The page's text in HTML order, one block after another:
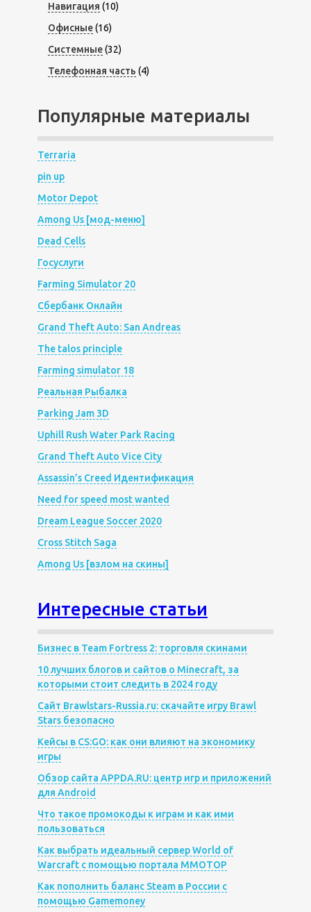
Навигация (10)
Офисные(16)
Системные(32)
Телефонная часть (4)
Популярные материалы
Terraria
pin up
Motor Depot
Among Us [мод-меню]
Dead Cells
Госуслуги
Farming Simulator 20
Сбербанк Онлайн
Grand Theft Auto: San Andreas
The talos principle
Farming simulator 18
Реальная Рыбалка
Parking Jam 3D
Uphill Rush Water Park Racing
Grand Theft Auto Vice City
Assassin’s Creed Идентификация
Need for speed most wanted
Dream League Soccer 2020
Cross Stitch Saga
Among Us [взлом на скины]
Интересные статьи
Бизнес в Team Fortress 2: торговля скинами
10 лучших блогов и сайтов о Minecraft, за
которыми стоит следить в 2024 году
Сайт Brawlstars-Russia.ru: скачайте игру Brawl
Stars безопасно
Кейсы в CS:GO: как они влияют на экономику
игры
Обзор сайта APPDA.RU: центр игр и приложений
для Android
Что такое промокоды к играм и как ими
пользоваться
Как выбрать идеальный сервер World of
Warcraft с помощью портала MMOTOP
Как пополнить баланс Steam в России с
помощью Gamemoney